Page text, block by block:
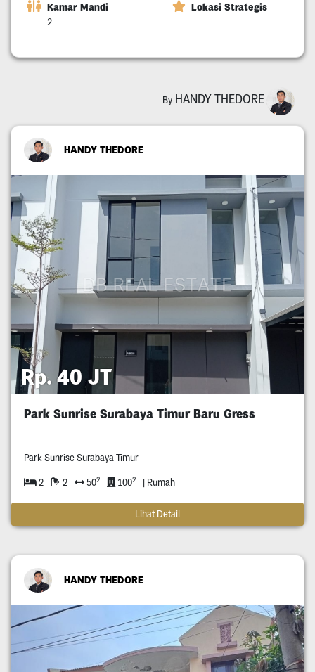
Kamar Mandi
2
Lokasi Strategis
By HANDY THEDORE
HANDY THEDORE
Rp. 40 JT
Park Sunrise Surabaya Timur Baru Gress
Park Sunrise Surabaya Timur
2 2 502 1002 | Rumah
Lihat Detail
HANDY THEDORE